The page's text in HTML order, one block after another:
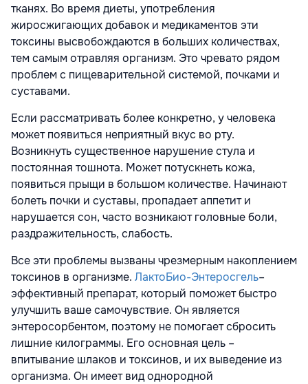
тканях. Во время диеты, употребления
жиросжигающих добавок и медикаментов эти
токсины высвобождаются в больших количествах,
тем самым отравляя организм. Это чревато рядом
проблем с пищеварительной системой, почками и
суставами.
Если рассматривать более конкретно, у человека
может появиться неприятный вкус во рту.
Возникнуть существенное нарушение стула и
постоянная тошнота. Может потускнеть кожа,
появиться прыщи в большом количестве. Начинают
болеть почки и суставы, пропадает аппетит и
нарушается сон, часто возникают головные боли,
раздражительность, слабость.
Все эти проблемы вызваны чрезмерным накоплением
токсинов в организме. ЛактоБио-Энтеросгель–
эффективный препарат, который поможет быстро
улучшить ваше самочувствие. Он является
энтеросорбентом, поэтому не помогает сбросить
лишние килограммы. Его основная цель –
впитывание шлаков и токсинов, и их выведение из
организма. Он имеет вид однородной